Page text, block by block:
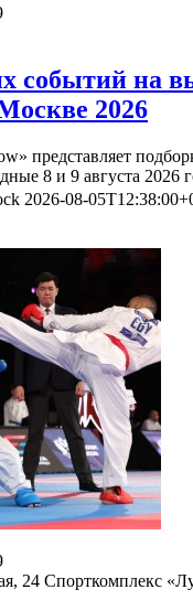
событий на
2026
представляет
8 и 9 августа 2026
2026-08-
24 Спорткомплекс